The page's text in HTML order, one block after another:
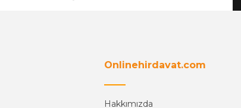
Onlinehirdavat.com
Hakkımızda